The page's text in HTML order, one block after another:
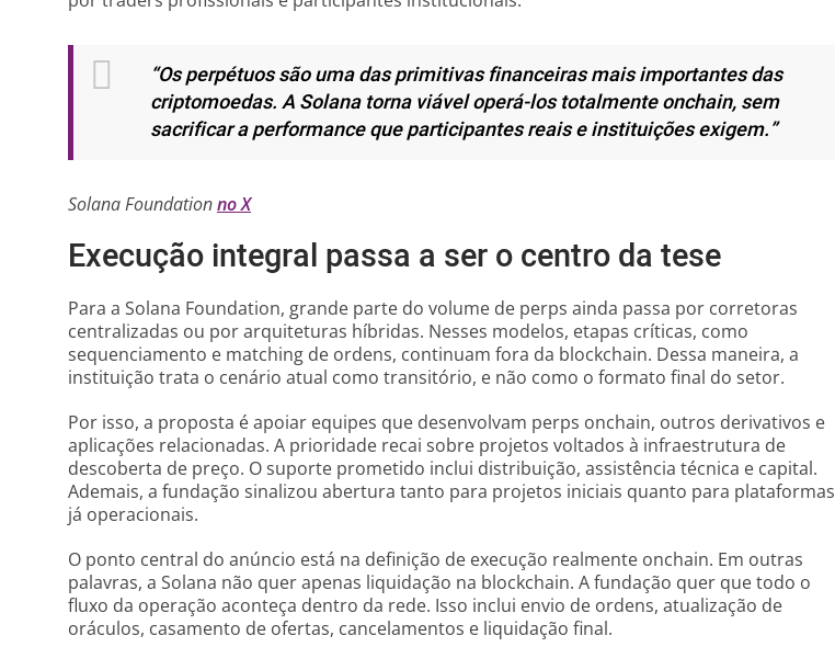
“Os perpétuos são uma das primitivas financeiras mais importantes das
criptomoedas. A Solana torna viável operá-los totalmente onchain, sem
sacrificar a performance que participantes reais e instituições exigem.”
Solana Foundationno X
Execução integral passa a ser o centro da tese
Para a Solana Foundation, grande parte do volume de perps ainda passa por corretoras
centralizadas ou por arquiteturas híbridas. Nesses modelos, etapas críticas, como
sequenciamento e matching de ordens, continuam fora da blockchain. Dessa maneira, a
instituição trata o cenário atual como transitório, e não como o formato final do setor.
Por isso, a proposta é apoiar equipes que desenvolvam perps onchain, outros derivativos e
aplicações relacionadas. A prioridade recai sobre projetos voltados à infraestrutura de
descoberta de preço. O suporte prometido inclui distribuição, assistência técnica e capital.
Ademais, a fundação sinalizou abertura tanto para projetos iniciais quanto para plataformas
já operacionais.
O ponto central do anúncio está na definição de execução realmente onchain. Em outras
palavras, a Solana não quer apenas liquidação na blockchain. A fundação quer que todo o
fluxo da operação aconteça dentro da rede. Isso inclui envio de ordens, atualização de
oráculos, casamento de ofertas, cancelamentos e liquidação final.